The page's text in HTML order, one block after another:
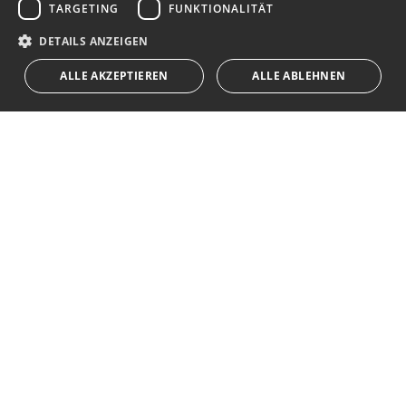
Ich akzeptiere die
Wir weisen Sie darauf hin, dass alle auf diese Weise erhaltenen
persönlichen Daten, ...Erweitert
TARGETING FUNKTIONALITÄT
DETAILS ANZEIGEN
ALLE AKZEPTIEREN ALLE ABLEHNEN